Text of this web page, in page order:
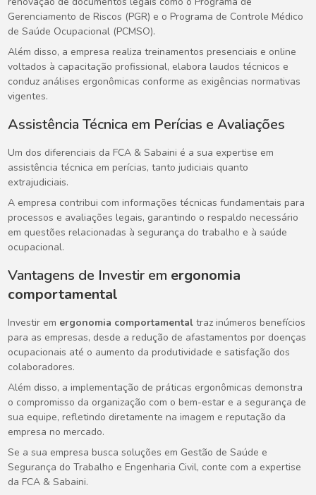
Gerenciamento de Riscos (PGR) e o Programa de Controle Médico
de Saúde Ocupacional (PCMSO).
Além disso, a empresa realiza treinamentos presenciais e online
voltados à capacitação profissional, elabora laudos técnicos e
conduz análises ergonômicas conforme as exigências normativas
vigentes.
Assistência Técnica em Perícias e Avaliações
Um dos diferenciais da FCA & Sabaini é a sua expertise em
assistência técnica em perícias, tanto judiciais quanto
extrajudiciais.
A empresa contribui com informações técnicas fundamentais para
processos e avaliações legais, garantindo o respaldo necessário
em questões relacionadas à segurança do trabalho e à saúde
ocupacional.
Vantagens de Investir em ergonomia
comportamental
Investir em ergonomia comportamental traz inúmeros benefícios
para as empresas, desde a redução de afastamentos por doenças
ocupacionais até o aumento da produtividade e satisfação dos
colaboradores.
Além disso, a implementação de práticas ergonômicas demonstra
o compromisso da organização com o bem-estar e a segurança de
sua equipe, refletindo diretamente na imagem e reputação da
empresa no mercado.
Se a sua empresa busca soluções em Gestão de Saúde e
Segurança do Trabalho e Engenharia Civil, conte com a expertise
da FCA & Sabaini.